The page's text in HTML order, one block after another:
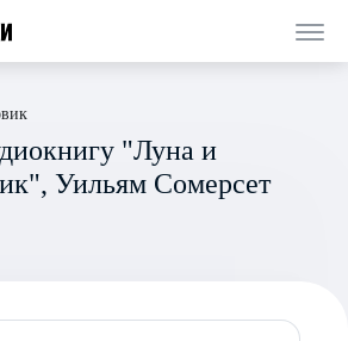
"Луна и
Уильям Сомерсет